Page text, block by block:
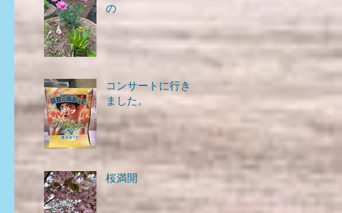
の
コンサートに行き
ました。
桜満開